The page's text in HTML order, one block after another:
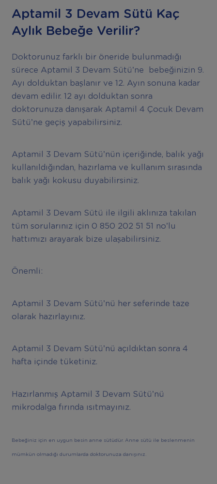
Aptamil 3 Devam Sütü Kaç
Aylık Bebeğe Verilir?
Doktorunuz farklı bir öneride bulunmadığı
sürece Aptamil 3 Devam Sütü’ne bebeğinizin 9.
Ayı dolduktan başlanır ve 12. Ayın sonuna kadar
devam edilir. 12 ayı dolduktan sonra
doktorunuza danışarak Aptamil 4 Çocuk Devam
Sütü’ne geçiş yapabilirsiniz.
Aptamil 3 Devam Sütü’nün içeriğinde, balık yağı
kullanıldığından, hazırlama ve kullanım sırasında
balık yağı kokusu duyabilirsiniz.
Aptamil 3 Devam Sütü ile ilgili aklınıza takılan
tüm sorularınız için 0 850 202 51 51 no’lu
hattımızı arayarak bize ulaşabilirsiniz.
Önemli:
Aptamil 3 Devam Sütü’nü her seferinde taze
olarak hazırlayınız.
Aptamil 3 Devam Sütü’nü açıldıktan sonra 4
hafta içinde tüketiniz.
Hazırlanmış Aptamil 3 Devam Sütü’nü
mikrodalga fırında ısıtmayınız.
Bebeğiniz için en uygun besin anne sütüdür. Anne sütü ile beslenmenin
mümkün olmadığı durumlarda doktorunuza danışınız.